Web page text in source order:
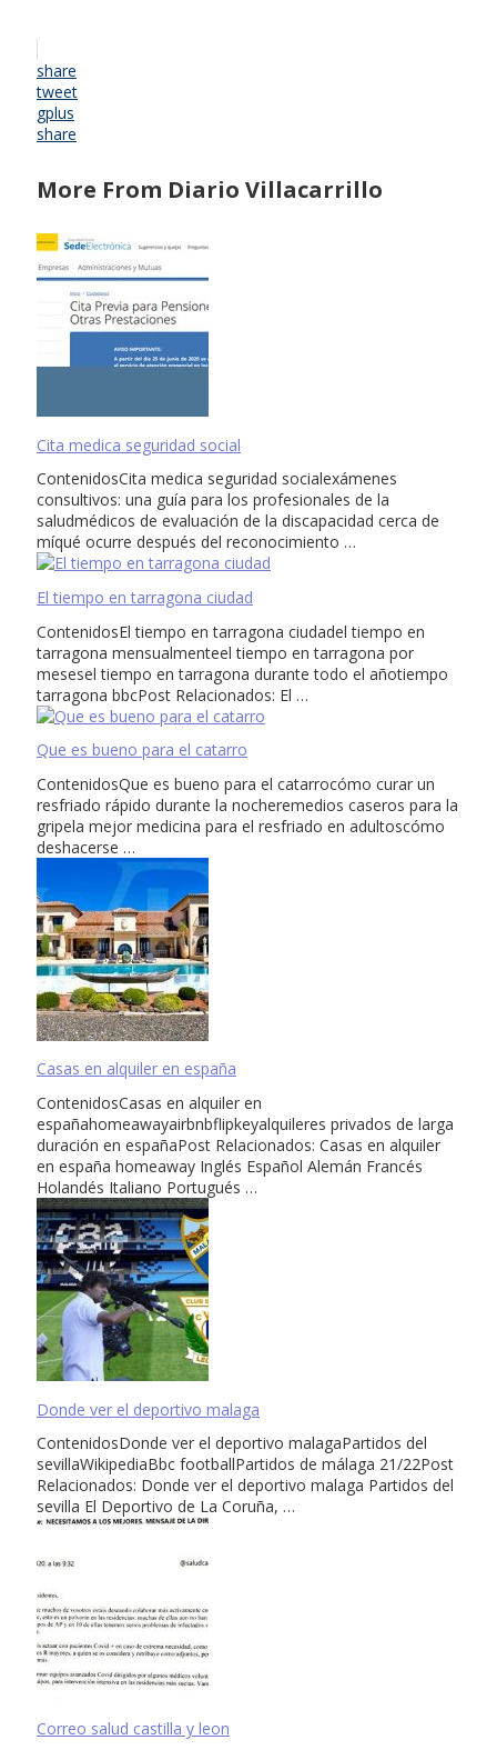
share
tweet
gplus
share
More From Diario Villacarrillo
Cita medica seguridad social
ContenidosCita medica seguridad socialexámenes
consultivos: una guía para los profesionales de la
saludmédicos de evaluación de la discapacidad cerca de
míqué ocurre después del reconocimiento …
El tiempo en tarragona ciudad
ContenidosEl tiempo en tarragona ciudadel tiempo en
tarragona mensualmenteel tiempo en tarragona por
mesesel tiempo en tarragona durante todo el añotiempo
tarragona bbcPost Relacionados: El …
Que es bueno para el catarro
ContenidosQue es bueno para el catarrocómo curar un
resfriado rápido durante la nocheremedios caseros para la
gripela mejor medicina para el resfriado en adultoscómo
deshacerse …
Casas en alquiler en españa
ContenidosCasas en alquiler en
españahomeawayairbnbflipkeyalquileres privados de larga
duración en españaPost Relacionados: Casas en alquiler
en españa homeaway Inglés Español Alemán Francés
Holandés Italiano Portugués …
Donde ver el deportivo malaga
ContenidosDonde ver el deportivo malagaPartidos del
sevillaWikipediaBbc footballPartidos de málaga 21/22Post
Relacionados: Donde ver el deportivo malaga Partidos del
sevilla El Deportivo de La Coruña, …
Correo salud castilla y leon